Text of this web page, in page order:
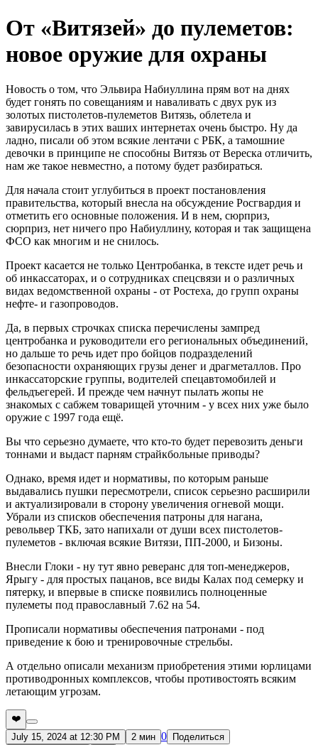
От «Витязей» до пулеметов:
новое оружие для охраны
Новость о том, что Эльвира Набиуллина прям вот на днях
будет гонять по совещаниям и наваливать с двух рук из
золотых пистолетов-пулеметов Витязь, облетела и
завирусилась в этих ваших интернетах очень быстро. Ну да
ладно, писали об этом всякие лентачи с РБК, а тамошние
девочки в принципе не способны Витязь от Вереска отличить,
нам же такое невместно, а потому будет разбираться.
Для начала стоит углубиться в проект постановления
правительства, который внесла на обсуждение Росгвардия и
отметить его основные положения. И в нем, сюрприз,
сюрприз, нет ничего про Набиуллину, которая и так защищена
ФСО как многим и не снилось.
Проект касается не только Центробанка, в тексте идет речь и
об инкассаторах, и о сотрудниках спецсвязи и о различных
видах ведомственной охраны - от Ростеха, до групп охраны
нефте- и газопроводов.
Да, в первых строчках списка перечислены зампред
центробанка и руководители его региональных объединений,
но дальше то речь идет про бойцов подразделений
безопасности охраняющих грузы денег и драгметаллов. Про
инкассаторские группы, водителей спецавтомобилей и
фельдъегерей. И прежде чем начнут пылать жопы не
знакомых с сабжем товарищей уточним - у всех них уже было
оружие с 1997 года ещё.
Вы что серьезно думаете, что кто-то будет перевозить деньги
тоннами и выдаст парням страйкбольные приводы?
Однако, время идет и нормативы, по которым раньше
выдавались пушки пересмотрели, список серьезно расширили
и актуализировали в сторону увеличения огневой мощи.
Убрали из списков обеспечения патроны для нагана,
револьвер ТКБ, зато напихали от души всех пистолетов-
пулеметов - включая всякие Витязи, ПП-2000, и Бизоны.
Внесли Глоки - ну тут явно реверанс для топ-менеджеров,
Ярыгу - для простых пацанов, все виды Калах под семерку и
пятерку, и впервые в списке появились полноценные
пулеметы под православный 7.62 на 54.
Прописали нормативы обеспечения патронами - под
приведение к бою и тренировочные стрельбы.
А отдельно описали механизм приобретения этими юрлицами
противодронных комплексов, чтобы противостоять всяким
летающим угрозам.
❤️
July 15, 2024 at 12:30 PM
2 мин 0
Поделиться